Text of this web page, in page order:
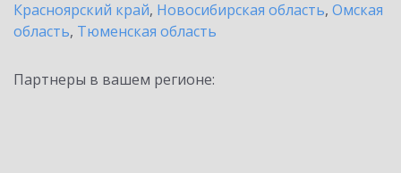
Красноярский край, Новосибирская область, Омская
область, Тюменская область
Партнеры в вашем регионе: